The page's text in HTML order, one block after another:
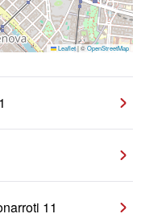
Leaflet|©OpenStreetMap
11